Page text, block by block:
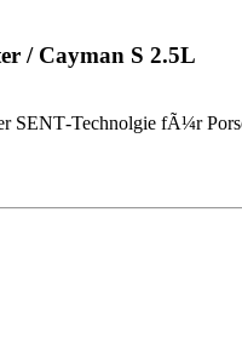
/ Cayman S 2.5L
SENT‐Technolgie fÃ¼r